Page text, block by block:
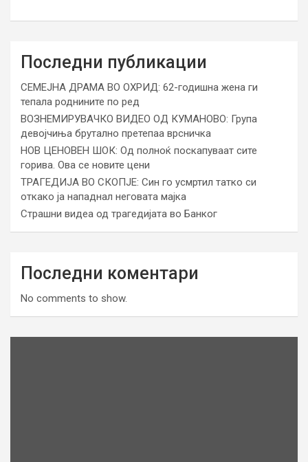
Последни публикации
СЕМЕЈНА ДРАМА ВО ОХРИД: 62-годишна жена ги
тепала роднините по ред
ВОЗНЕМИРУВАЧКО ВИДЕО ОД КУМАНОВО: Група
девојчиња брутално претепаа врсничка
НОВ ЦЕНОВЕН ШОК: Од полноќ поскапуваат сите
горива. Ова се новите цени
ТРАГЕДИЈА ВО СКОПЈЕ: Син го усмртил татко си
откако ја нападнал неговата мајка
Страшни видеа од трагедијата во Банког
Последни коментари
No comments to show.